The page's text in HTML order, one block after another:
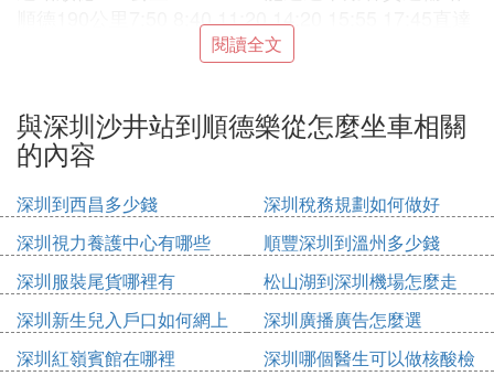
順德190公里7:50 8:40 11:20 14:20 15:55 17:45直達
蛇口汽車站順德168公里08：40 15：35太平、番禺
坑梓汽車站順德245公里07:10 10:50 12:00 16:40 17:
7：20/8：30/9：35/11：00/13：20/15：40/16：50
大良、容奇福田汽車站順德175公里07:20 08:20 09:2
16:20 16:50 17:20 17:50 19:10大良、容奇僑社汽車
站順德175公里07:00-19:30（約30分鍾一班）大良
容桂龍崗長途汽車客運站順德162公里06:50至18:40
約40分鍾一班橫崗長途汽車站順德190公里7:40-16:1
0 60分鍾一班直達南山汽車站順德大良汽車站200公
里08:10,09:00,11:30,14:30,16:00,17:30(運行時間約
閱讀全文
與深圳沙井站到順德樂從怎麼坐車相關
的內容
深圳到西昌多少錢
深圳稅務規劃如何做好
深圳視力養護中心有哪些
順豐深圳到溫州多少錢
深圳服裝尾貨哪裡有
松山湖到深圳機場怎麼走
深圳新生兒入戶口如何網上
申請
深圳廣播廣告怎麼選
深圳紅嶺賓館在哪裡
深圳哪個醫生可以做核酸檢